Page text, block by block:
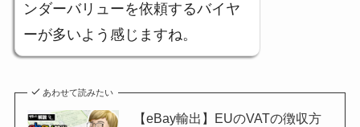
ンダーバリューを依頼するバイヤ
ーが多いよう感じますね。
あわせて読みたい
【eBay輸出】EUのVATの徴収方